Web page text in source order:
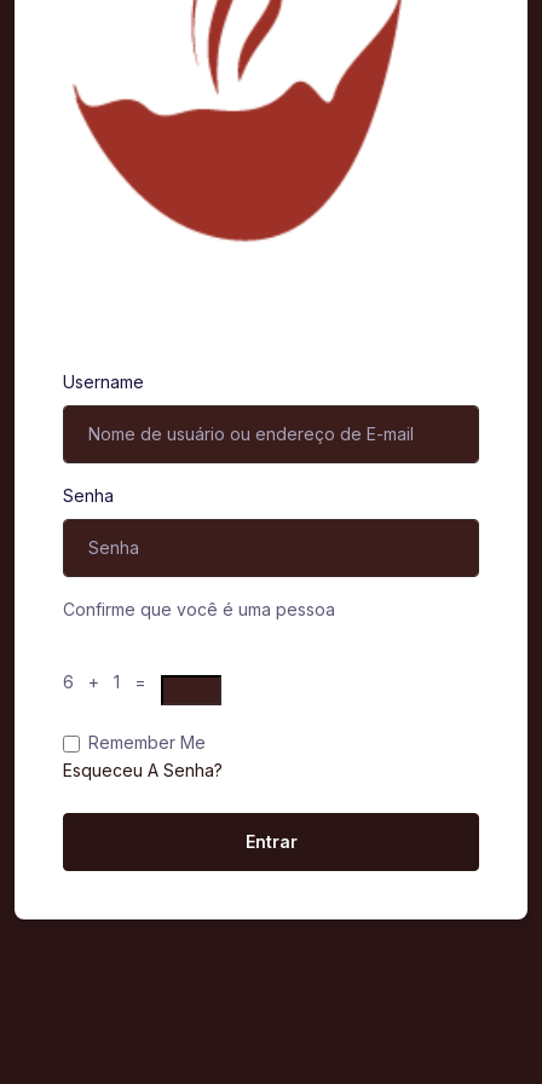
Username
Senha
Confirme que você é uma pessoa
6 + 1 =
Remember Me
Esqueceu A Senha?
Entrar